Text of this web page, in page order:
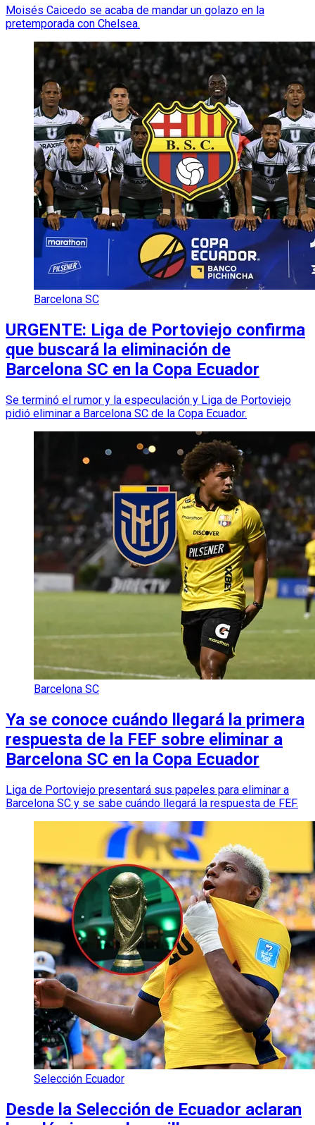
Moisés Caicedo se acaba de mandar un golazo en la
pretemporada con Chelsea.
Barcelona SC
URGENTE: Liga de Portoviejo confirma
que buscará la eliminación de
Barcelona SC en la Copa Ecuador
Se terminó el rumor y la especulación y Liga de Portoviejo
pidió eliminar a Barcelona SC de la Copa Ecuador.
Barcelona SC
Ya se conoce cuándo llegará la primera
respuesta de la FEF sobre eliminar a
Barcelona SC en la Copa Ecuador
Liga de Portoviejo presentará sus papeles para eliminar a
Barcelona SC y se sabe cuándo llegará la respuesta de FEF.
Selección Ecuador
Desde la Selección de Ecuador aclaran